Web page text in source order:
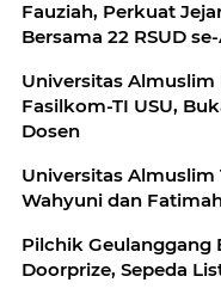
Fauziah, Perkuat
Bersama 22 RSUD
Universitas Almuslim
Fasilkom-TI USU,
Dosen
Universitas
Wahyuni dan
Pilchik Geulanggang
Doorprize, Sepeda